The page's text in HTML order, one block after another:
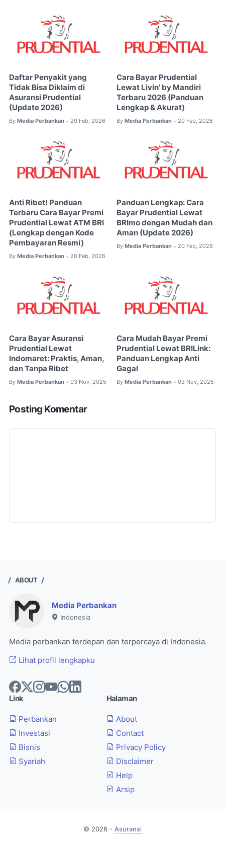
Daftar Penyakit yang
Tidak Bisa Diklaim di
Asuransi Prudential
(Update 2026)
By Media Perbankan • 20 Feb, 2026
Cara Bayar Prudential
Lewat Livin’ by Mandiri
Terbaru 2026 (Panduan
Lengkap & Akurat)
By Media Perbankan • 20 Feb, 2026
Anti Ribet! Panduan
Terbaru Cara Bayar Premi
Prudential Lewat ATM BRI
(Lengkap dengan Kode
Pembayaran Resmi)
By Media Perbankan • 20 Feb, 2026
Panduan Lengkap: Cara
Bayar Prudential Lewat
BRImo dengan Mudah dan
Aman (Update 2026)
By Media Perbankan • 20 Feb, 2026
Cara Bayar Asuransi
Prudential Lewat
Indomaret: Praktis, Aman,
dan Tanpa Ribet
By Media Perbankan • 03 Nov, 2025
Cara Mudah Bayar Premi
Prudential Lewat BRILink:
Panduan Lengkap Anti
Gagal
By Media Perbankan • 03 Nov, 2025
Posting Komentar
ABOUT
Media Perbankan
Indonesia
Media perbankan terdepan dan terpercaya di Indonesia.
Lihat profil lengkapku
Link
Perbankan
Investasi
Bisnis
Syariah
Halaman
About
Contact
Privacy Policy
Disclaimer
Help
Arsip
© 2026 - Asuransi